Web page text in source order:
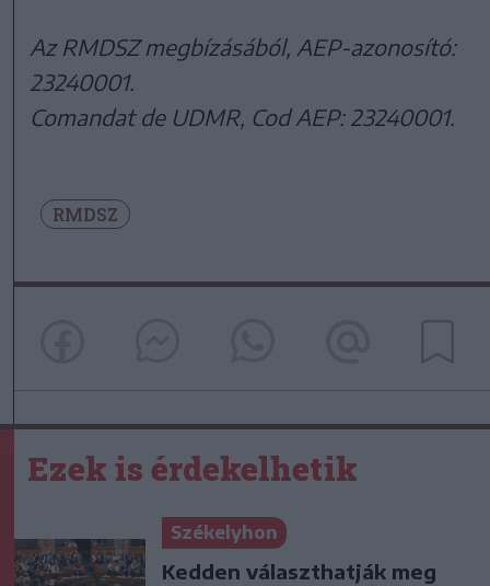
Az RMDSZ megbízásából, AEP-azonosító:
23240001.
Comandat de UDMR, Cod AEP: 23240001.
RMDSZ
Ezek is érdekelhetik
Székelyhon
Kedden választhatják meg